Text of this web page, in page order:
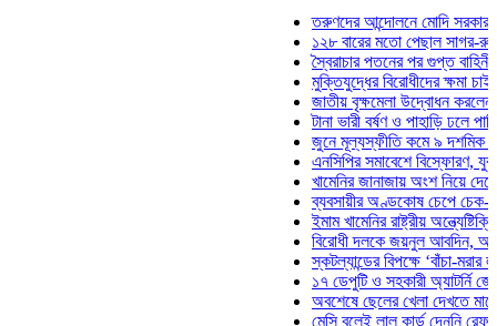
তরুণদের আন্দোলনে মোদি সরকার দুর্বল
১২৮ বারের মতো পেছাল সাগর-রুনি
স্বৈরাচার পতনের পর গুপ্ত বাহিনীর
মুক্তিযুদ্ধের বিরোধীদের ক্ষমা চাইতে
জাতীয় বৃক্ষমেলা উদ্বোধন করলেন
টানা ভারী বর্ষণ ও পাহাড়ি ঢলে পানিবন্দি
জুনে মূল্যস্ফীতি কমে ৯ দশমিক ১৬
এনসিপির সমাবেশে বিস্ফোরণ,
খামেনির জানাজায় অংশ নিয়ে দেশে
ব্যবসায়ীর অণ্ডকোষ চেপে চেক-
ইমাম খামেনির রাষ্ট্রীয়
বিরোধী দলকে জয়নুল আবদিন, আপনারা
স্কটল্যান্ডের বিপক্ষে ‘বাঁচা-মরার
১৭ ডেপুটি ও সহকারী অ্যাটর্নি
অবশেষে ছেলের খেলা দেখতে মাঠে
মেসি বলেই লাল কার্ড দেননি রেফারি!